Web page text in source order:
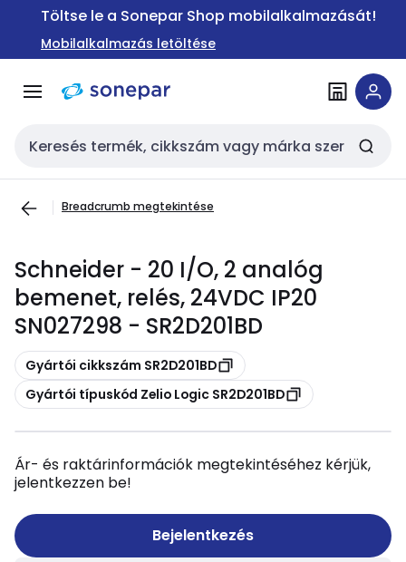
Ugrás a
Ugrás a
tartalomra
Töltse le a Sonepar Shop mobilalkalmazását!
Mobilalkalmazás letöltése
Keresési bemenet
Breadcrumb megtekintése
Schneider - 20 I/O, 2 analóg
bemenet, relés, 24VDC IP20
SN027298 - SR2D201BD
Másolás
Gyártói cikkszám SR2D201BD
Másolás
Gyártói típuskód Zelio Logic SR2D201BD
Ár- és raktárinformációk megtekintéséhez kérjük,
jelentkezzen be!
Bejelentkezés